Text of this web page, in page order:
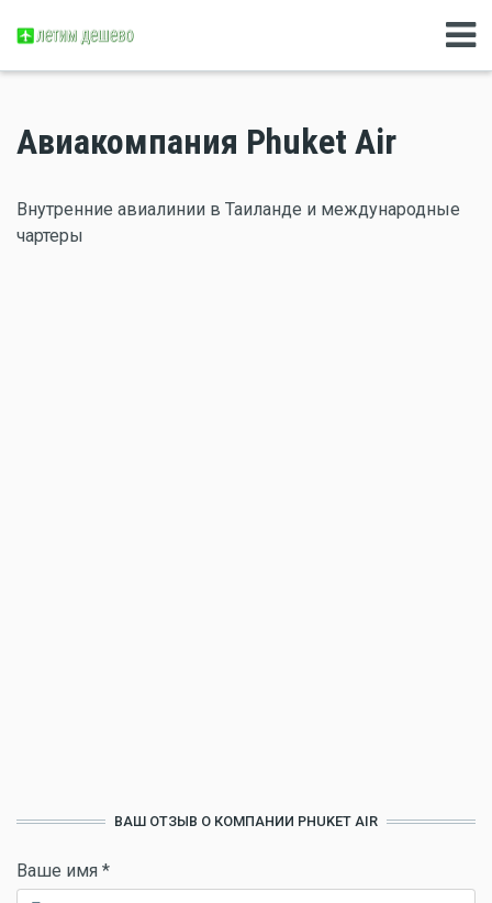
Авиакомпания Phuket Air
Внутренние авиалинии в Таиланде и международные
чартеры
ВАШ ОТЗЫВ О КОМПАНИИ PHUKET AIR
Ваше имя *